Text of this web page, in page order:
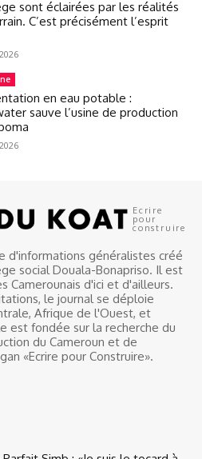
sont éclairées par les réalités
C’est précisément l’esprit
en eau potable :
sauve l’usine de production
Ecrire
pour
construire
d'informations généralistes créé
social Douala-Bonapriso. Il est
Camerounais d'ici et d'ailleurs.
le journal se déploie
Afrique de l'Ouest, et
est fondée sur la recherche du
du Cameroun et de
«Ecrire pour Construire».